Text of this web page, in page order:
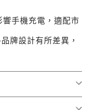
手機充電，適配市
牌設計有所差異，